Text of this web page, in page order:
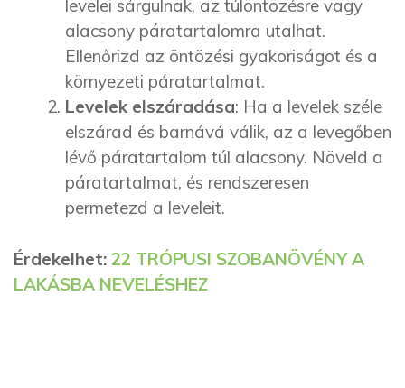
levelei sárgulnak, az túlöntözésre vagy
alacsony páratartalomra utalhat.
Ellenőrizd az öntözési gyakoriságot és a
környezeti páratartalmat.
Levelek elszáradása: Ha a levelek széle
elszárad és barnává válik, az a levegőben
lévő páratartalom túl alacsony. Növeld a
páratartalmat, és rendszeresen
permetezd a leveleit.
Érdekelhet: 22 TRÓPUSI SZOBANÖVÉNY A
LAKÁSBA NEVELÉSHEZ